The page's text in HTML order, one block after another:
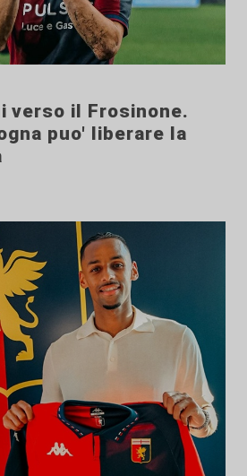
verso il Frosinone.
puo' liberare la